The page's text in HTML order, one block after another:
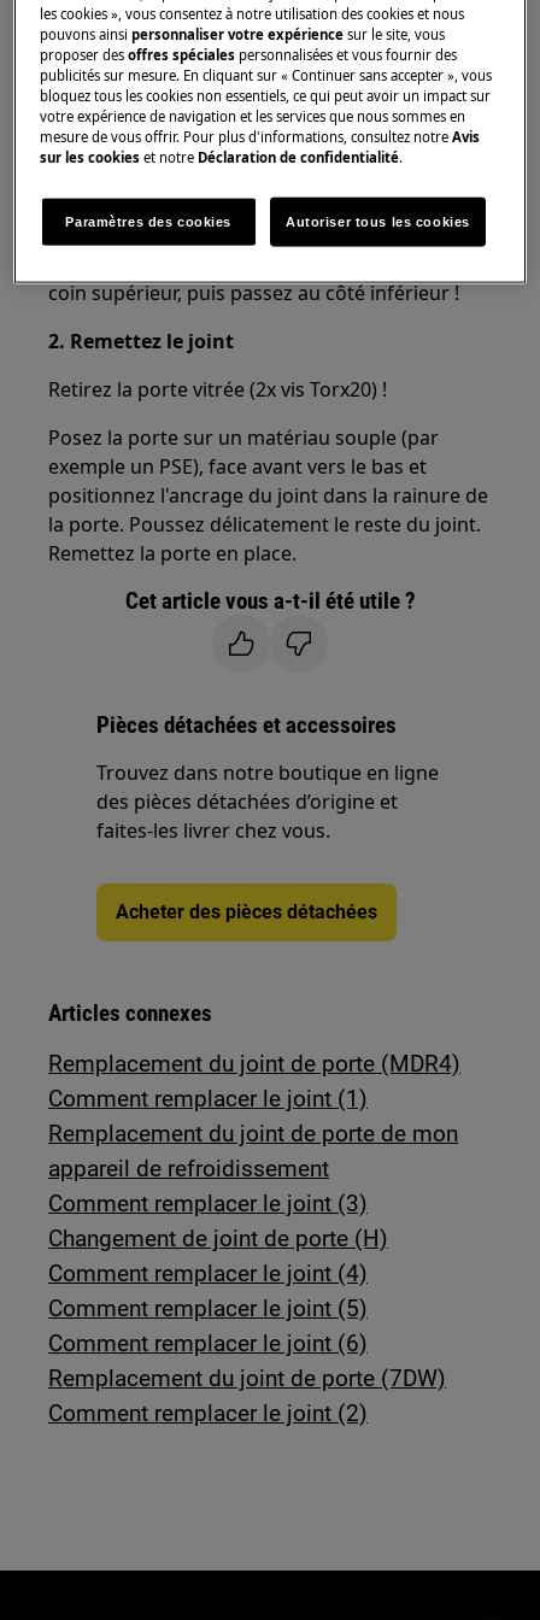
chaussures fermées.
Veuillez noter que l'auto-réparation ou la réparation
non professionnelle peut avoir des conséquences sur
la sécurité si elle n'est pas effectuée correctement.
Remplacer le joint
1. Retirez le joint
coin supérieur, puis passez au côté inférieur !
2. Remettez le joint
Retirez la porte vitrée (2x vis Torx20) !
Posez la porte sur un matériau souple (par
exemple un PSE), face avant vers le bas et
positionnez l'ancrage du joint dans la rainure de
la porte. Poussez délicatement le reste du joint.
Remettez la porte en place.
Cet article vous a-t-il été utile ?
Pièces détachées et accessoires
Trouvez dans notre boutique en ligne
des pièces détachées d’origine et
faites-les livrer chez vous.
Acheter des pièces détachées
Articles connexes
Remplacement du joint de porte (MDR4)
Comment remplacer le joint (1)
Remplacement du joint de porte de mon
appareil de refroidissement
Comment remplacer le joint (3)
Changement de joint de porte (H)
Comment remplacer le joint (4)
Comment remplacer le joint (5)
Comment remplacer le joint (6)
Remplacement du joint de porte (7DW)
Comment remplacer le joint (2)
les cookies », vous consentez à notre utilisation des cookies et nous
pouvons ainsipersonnaliser votre expériencesur le site, vous
proposer desoffres spéciales personnalisées et vous fournir des
publicités sur mesure. En cliquant sur « Continuer sans accepter », vous
bloquez tous les cookies non essentiels, ce qui peut avoir un impact sur
votre expérience de navigation et les services que nous sommes en
mesure de vous offrir. Pour plus d'informations, consultez notreAvis
sur les cookies et notre Déclaration de confidentialité.
Paramètres des cookies Autoriser tous les cookies